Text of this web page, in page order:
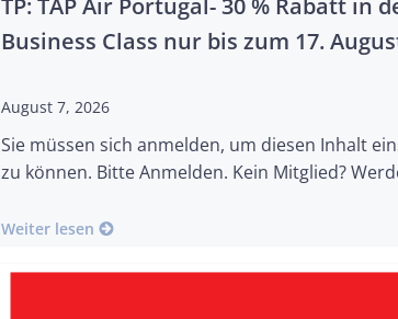
TP: TAP Air Portugal- 30 % Rabatt in
Business Class nur bis zum 17.
August 7, 2026
Sie müssen sich anmelden, um diesen Inhalt
zu können. Bitte Anmelden. Kein Mitglied?
Weiter lesen